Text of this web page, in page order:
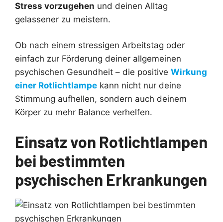
Stress vorzugehen und deinen Alltag
gelassener zu meistern.
Ob nach einem stressigen Arbeitstag oder
einfach zur Förderung deiner allgemeinen
psychischen Gesundheit – die positive Wirkung
einer Rotlichtlampe kann nicht nur deine
Stimmung aufhellen, sondern auch deinem
Körper zu mehr Balance verhelfen.
Einsatz von Rotlichtlampen
bei bestimmten
psychischen Erkrankungen